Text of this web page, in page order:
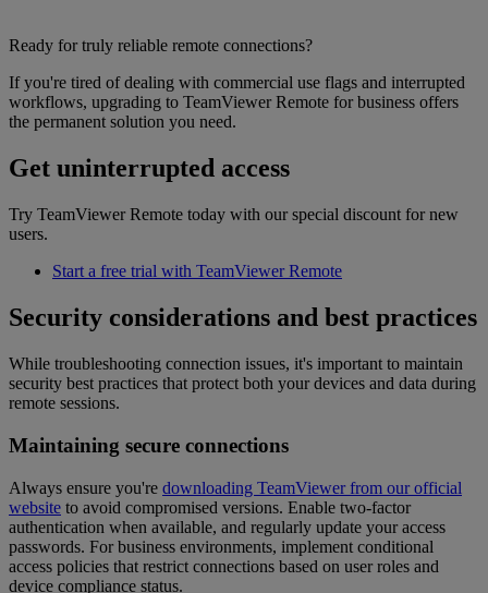
Ready for truly reliable remote connections?
If you're tired of dealing with commercial use flags and interrupted
workflows, upgrading to TeamViewer Remote for business offers
the permanent solution you need.
Get uninterrupted access
Try TeamViewer Remote today with our special discount for new
users.
Start a free trial with TeamViewer Remote
Security considerations and best practices
While troubleshooting connection issues, it's important to maintain
security best practices that protect both your devices and data during
remote sessions.
Maintaining secure connections
Always ensure you're downloading TeamViewer from our official
website to avoid compromised versions. Enable two-factor
authentication when available, and regularly update your access
passwords. For business environments, implement conditional
access policies that restrict connections based on user roles and
device compliance status.